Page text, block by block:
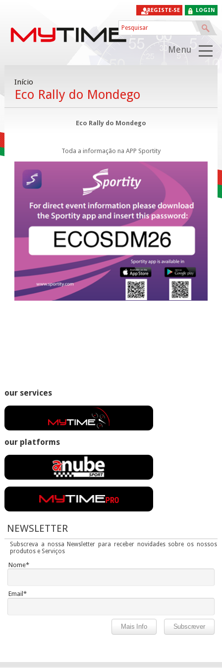
LOGIN
REGISTE-SE
Menu
Início
Eco Rally do Mondego
Eco Rally do Mondego
Toda a informação na APP Sportity
our services
our platforms
NEWSLETTER
Subscreva a nossa Newsletter para receber novidades sobre os nossos
produtos e Serviços
Nome*
Email*